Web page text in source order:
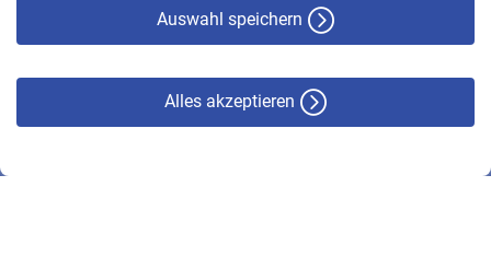
Auswahl speichern
Alles akzeptieren
© VBL 2026